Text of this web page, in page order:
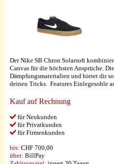
Der Nike SB Chron Solarsoft
Canvas für die höchsten Ansprüche.
Dämpfungsmaterialien und bietet dir
deinen Tricks. Features Einlegesohle
Kauf auf Rechnung
für Neukunden
für Privatkunden
für Firmenkunden
bis: CHF 700,00
über: BillPay